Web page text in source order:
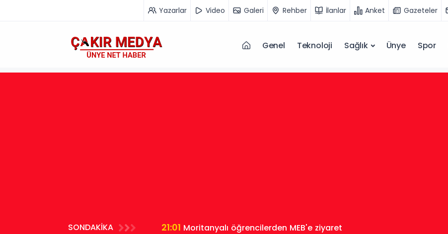
Yazarlar Video Galeri Rehber İlanlar Anket Gazeteler
Genel Teknoloji Sağlık Ünye Spor
SONDAKİKA 21:01 Moritanyalı öğrencilerden MEB'e ziyaret